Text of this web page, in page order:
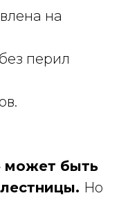
на
перил
может быть
Но